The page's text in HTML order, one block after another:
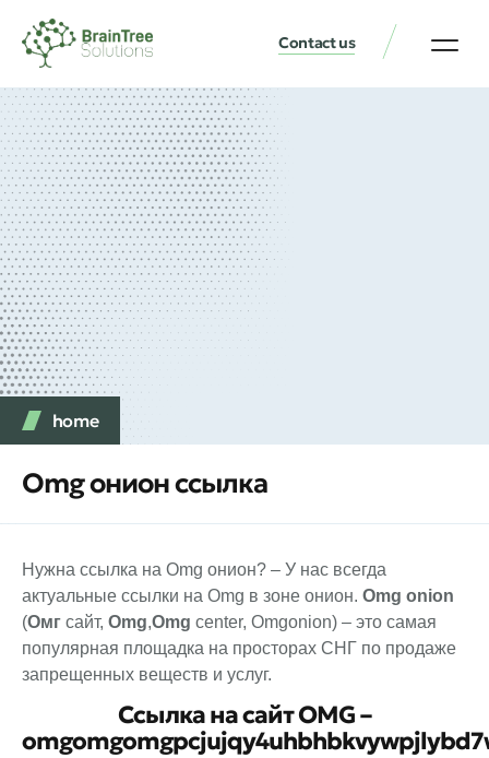
Contact us
home
Omg онион ссылка
Нужна ссылка на Omg онион? – У нас всегда
актуальные ссылки на Omg в зоне онион. Omg onion
(Омг сайт, Omg,Omg center, Omgonion) – это самая
популярная площадка на просторах СНГ по продаже
запрещенных веществ и услуг.
Ссылка на сайт OMG –